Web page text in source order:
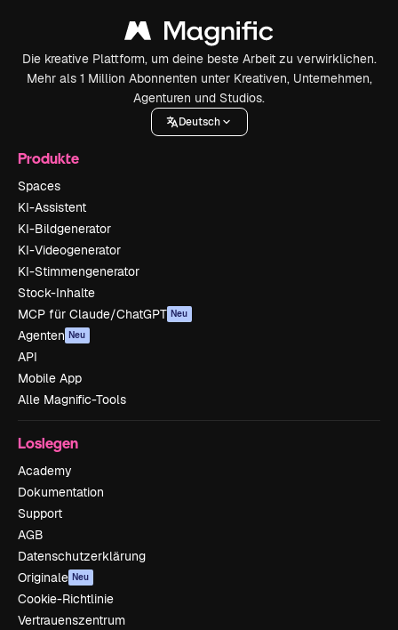
Die kreative Plattform, um deine beste Arbeit zu verwirklichen.
Mehr als 1 Million Abonnenten unter Kreativen, Unternehmen,
Agenturen und Studios.
Deutsch
Produkte
Spaces
KI-Assistent
KI-Bildgenerator
KI-Videogenerator
KI-Stimmengenerator
Stock-Inhalte
MCP für Claude/ChatGPT Neu
Agenten Neu
API
Mobile App
Alle Magnific-Tools
Loslegen
Academy
Dokumentation
Support
AGB
Datenschutzerklärung
Originale Neu
Cookie-Richtlinie
Vertrauenszentrum